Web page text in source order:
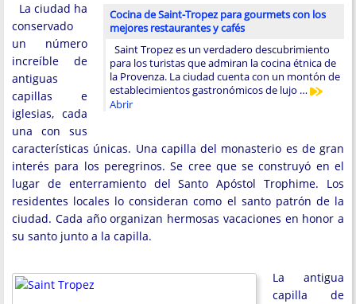
Cocina de Saint-Tropez para gourmets con los
mejores restaurantes y cafés
Saint Tropez es un verdadero descubrimiento
para los turistas que admiran la cocina étnica de
la Provenza. La ciudad cuenta con un montón de
establecimientos gastronómicos de lujo …
Abrir
La ciudad ha
conservado
un número
increíble de
antiguas
capillas e
iglesias, cada
una con sus
características únicas. Una capilla del monasterio es de gran
interés para los peregrinos. Se cree que se construyó en el
lugar de enterramiento del Santo Apóstol Trophime. Los
residentes locales lo consideran como el santo patrón de la
ciudad. Cada año organizan hermosas vacaciones en honor a
su santo junto a la capilla.
La antigua
capilla de